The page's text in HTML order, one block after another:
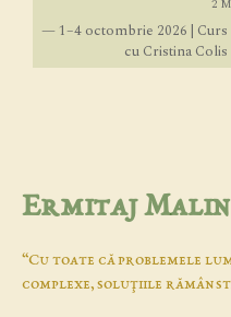
2
— 1–4 octombrie 2026 |
cu Cristina Colis
Ermitaj Malin
“Cu toate că problemele
complexe, soluţiile rămân